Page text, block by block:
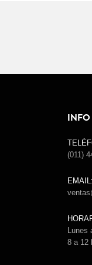
INFO
(011)
EMAIL:
Lunes
8 a 12